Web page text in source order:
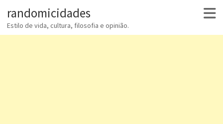
randomicidades
Estilo de vida, cultura, filosofia e opinião.